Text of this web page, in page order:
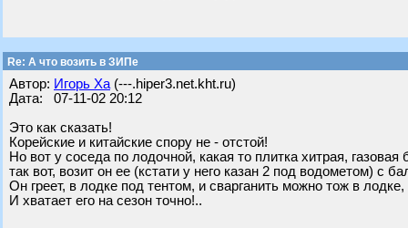
Re: А что возить в ЗИПе
Автор: Игорь Ха (---.hiper3.net.kht.ru)
Дата: 07-11-02 20:12
Это как сказать!
Корейские и китайские спору не - отстой!
Но вот у соседа по лодочной, какая то плитка хитрая, газовая
так вот, возит он ее (кстати у него казан 2 под водометом) с
Он греет, в лодке под тентом, и сварганить можно тож в лодке,
И хватает его на сезон точно!..